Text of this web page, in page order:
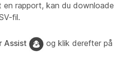
en rapport, kan du downloade
fil.
Assist
og klik derefter på